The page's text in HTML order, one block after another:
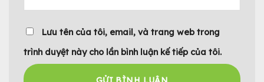
Lưu tên của tôi, email, và trang web trong
trình duyệt này cho lần bình luận kế tiếp của tôi.